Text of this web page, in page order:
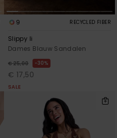
9 RECYCLED FIBER
Slippy Ii
Dames Blauw Sandalen
€ 25,00 30%
€ 17,50
SALE